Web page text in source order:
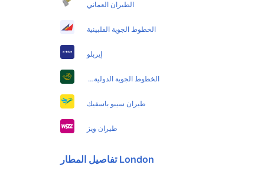
الطيران العماني
الخطوط الجوية الفلبينية
إيربلو
الخطوط الجوية الدولية الباكستانية
طيران سيبو باسفيك
طيران ويز
London تفاصيل المطار